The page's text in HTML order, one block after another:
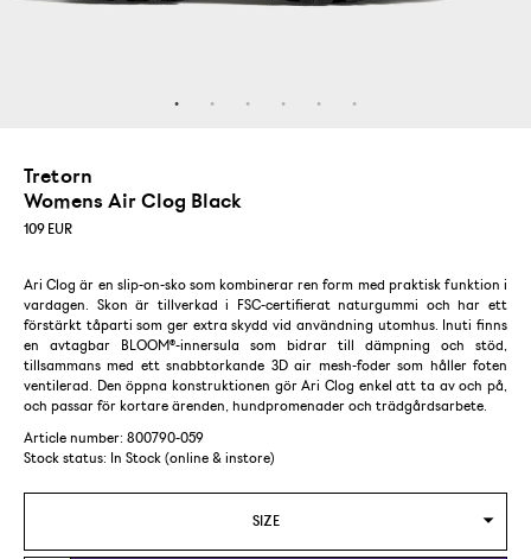
Tretorn
Womens Air Clog Black
109 EUR
Ari Clog är en slip-on-sko som kombinerar ren form med praktisk funktion i
vardagen. Skon är tillverkad i FSC-certifierat naturgummi och har ett
förstärkt tåparti som ger extra skydd vid användning utomhus. Inuti finns
en avtagbar BLOOM®-innersula som bidrar till dämpning och stöd,
tillsammans med ett snabbtorkande 3D air mesh-foder som håller foten
ventilerad. Den öppna konstruktionen gör Ari Clog enkel att ta av och på,
och passar för kortare ärenden, hundpromenader och trädgårdsarbete.
Article number: 800790-059
Stock status:
In Stock (online & instore)
SIZE